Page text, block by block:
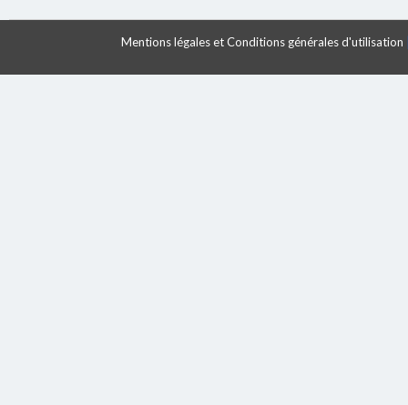
Mentions légales et Conditions générales d'utilisation